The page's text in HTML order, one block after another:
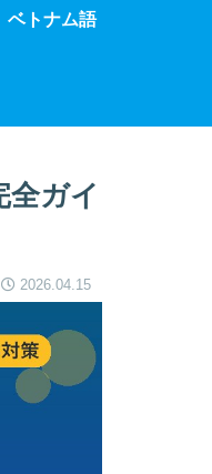
ベトナム語
全ガイ
2026.04.15